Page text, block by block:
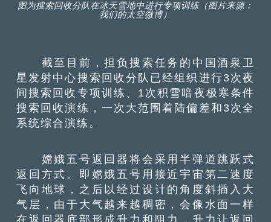
图为搜索回收分队在冰天雪地中进行专项训练（图片来源：
我们的太空微博）
截至目前，担负搜索任务的中国酒泉卫
星发射中心搜索回收分队已经组织进行3次夜
间搜索回收专项训练、1次积雪暗夜极寒条件
搜索回收演练，一次大范围着陆偏差和3次全
系统综合演练。
嫦娥五号返回器将会采用半弹道跳跃式
返回方式。即嫦娥五号用接近宇宙第二速度
飞向地球，之后以经过设计的角度斜插入大
气层，由于大气越来越稠密，会像水面一样
在返回器底部形成升力和阻力，升力让返回